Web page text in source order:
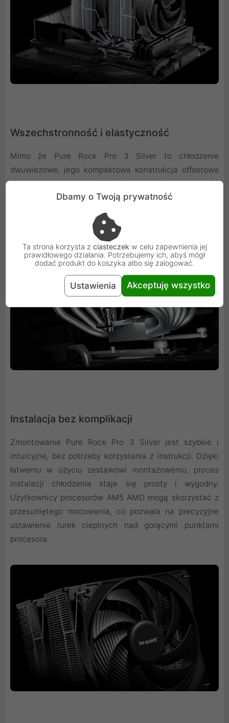
Wszechstronność i elastyczność
Mimo że Pure Rock Pro 3 Silver to chłodzenie
dwuwieżowe, jego kompaktowa konstrukcja offsetowa
zwiększa kompatybilność z RAM i VRM. Możliwość
regulacji wysokości wentylatora z przodu pozwala na
idealne dopasowanie, zapewniając pełną swobodę w
doborze komponentów do obudowy.
Instalacja bez komplikacji
Zmontowanie Pure Rock Pro 3 Silver jest szybkie i
intuicyjne, bez potrzeby korzystania z instrukcji. Dzięki
łatwemu w użyciu zestawowi montażowemu, proces
instalacji chłodzenia staje się prosty i wygodny.
Użytkownicy procesorów AM5 AMD mogą skorzystać z
przesuniętego mocowania, co pozwala na precyzyjne
ustawienie rurek cieplnych nad gorącymi punktami
procesora.
Dbamy o Twoją prywatność
Ta strona korzysta z ciasteczek w celu zapewnienia jej
prawidłowego działania. Potrzebujemy ich, abyś mógł
dodać produkt do koszyka albo się zalogować.
Ustawienia Akceptuję wszystko